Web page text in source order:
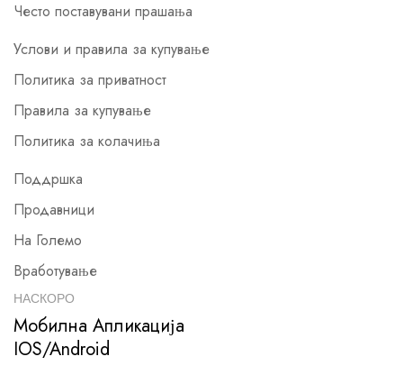
Често поставувани прашања
Услови и правила за купување
Политика за приватност
Правила за купување
Политика за колачиња
Поддршка
Продавници
На Големо
Вработување
НАСКОРО
Мобилна Апликација
IOS/Android